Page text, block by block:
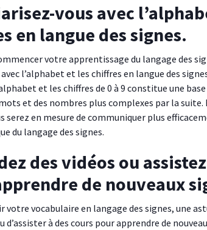
vous avec
en langue des signes.
votre apprentissage du langage des
l’alphabet et les chiffres en langue des
et les chiffres de 0 à 9 constitue une
et des nombres plus complexes par la
serez en mesure de communiquer plus
du langage des signes.
des vidéos ou
de nouveaux
votre vocabulaire en langage des signes, une
d’assister à des cours pour apprendre de